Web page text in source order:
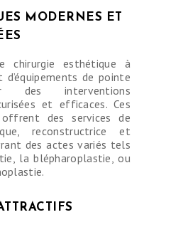
MODERNES ET
chirurgie esthétique à
d’équipements de pointe
des interventions
et efficaces. Ces
offrent des services de
reconstructrice et
des actes variés tels
la blépharoplastie, ou